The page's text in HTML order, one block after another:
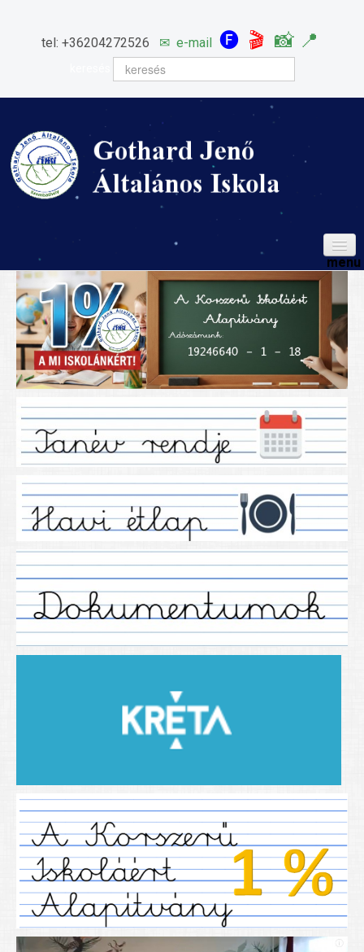
tel: +36204272526 ✉ e-mail 🅕 🎬 📸 📍
HÍREINK
ISKOLÁNK
Igazgatói köszöntő
Iskolánkról
Tanáraink
Tanéveink
Régebbi tanéveink
2021/2022 tanév
2013/2014. tanév
2014/2015. tanév
2015/2016. tanév
2016/2017 tanév
2018/2019 tanév
2019/2020-as tanév
Pályázataink
SIHU
EFOP 325
TÁMOP
TIOP